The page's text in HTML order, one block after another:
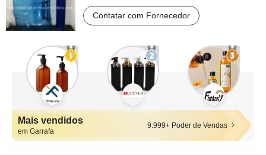
Contatar com Fornecedor
Mais vendidos
em Garrafa
9.999+ Poder de Vendas